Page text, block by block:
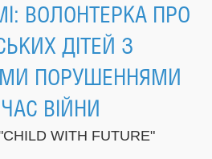
ВОЛОНТЕРКА ПРО
ДІТЕЙ З
ПОРУШЕННЯМИ
ЧАС ВІЙНИ
WITH FUTURE"